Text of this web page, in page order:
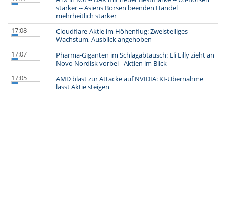
stärker -- Asiens Börsen beenden Handel
mehrheitlich stärker
17:08
Cloudflare-Aktie im Höhenflug: Zweistelliges
Wachstum, Ausblick angehoben
17:07
Pharma-Giganten im Schlagabtausch: Eli Lilly zieht an
Novo Nordisk vorbei - Aktien im Blick
17:05
AMD bläst zur Attacke auf NVIDIA: KI-Übernahme
lässt Aktie steigen